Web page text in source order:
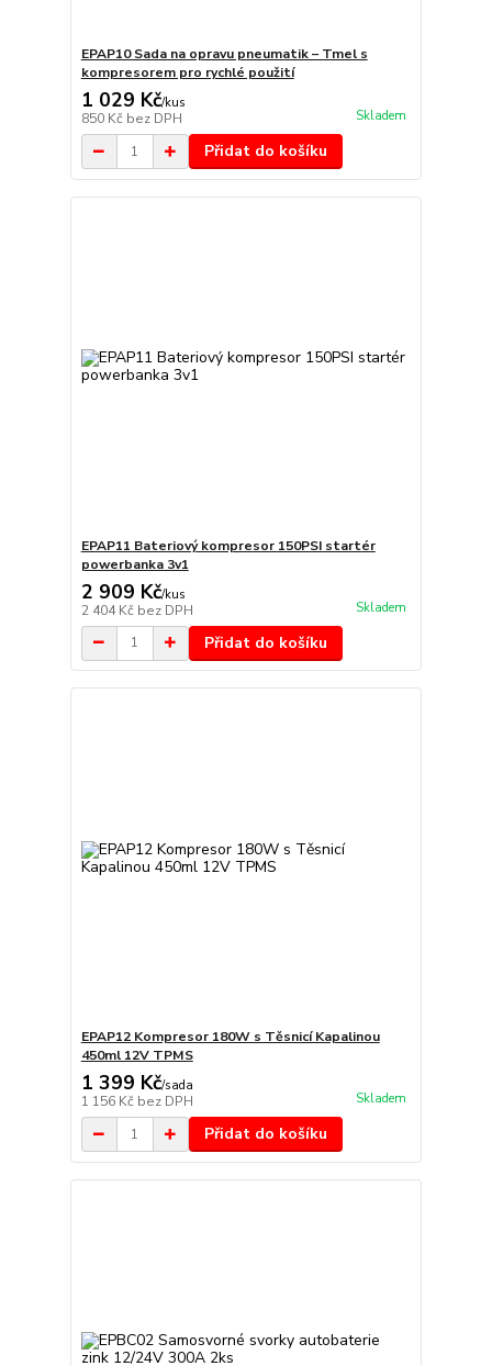
EPAP10 Sada na opravu pneumatik – Tmel s
kompresorem pro rychlé použití
1 029 Kč/kus
850 Kč bez DPH Skladem
Přidat do košíku
EPAP11 Bateriový kompresor 150PSI startér
powerbanka 3v1
2 909 Kč/kus
2 404 Kč bez DPH Skladem
Přidat do košíku
EPAP12 Kompresor 180W s Těsnicí Kapalinou
450ml 12V TPMS
1 399 Kč/sada
1 156 Kč bez DPH Skladem
Přidat do košíku